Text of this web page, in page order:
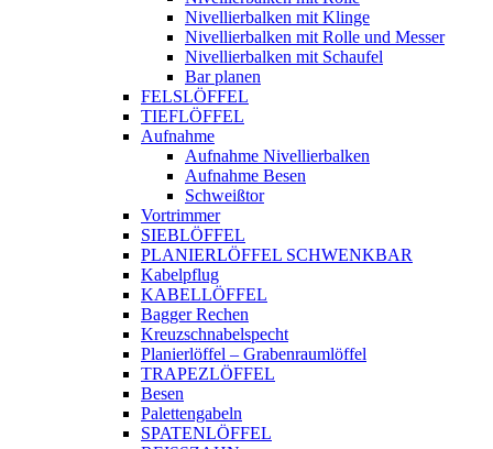
Nivellierbalken mit Klinge
Nivellierbalken mit Rolle und Messer
Nivellierbalken mit Schaufel
Bar planen
FELSLÖFFEL
TIEFLÖFFEL
Aufnahme
Aufnahme Nivellierbalken
Aufnahme Besen
Schweißtor
Vortrimmer
SIEBLÖFFEL
PLANIERLÖFFEL SCHWENKBAR
Kabelpflug
KABELLÖFFEL
Bagger Rechen
Kreuzschnabelspecht
Planierlöffel – Grabenraumlöffel
TRAPEZLÖFFEL
Besen
Palettengabeln
SPATENLÖFFEL